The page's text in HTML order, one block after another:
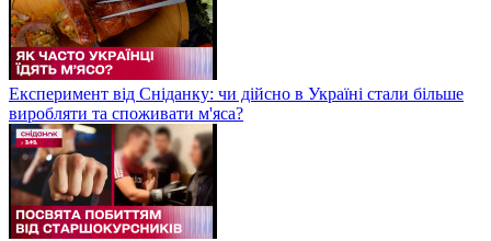
Експеримент від Сніданку: чи дійсно в Україні стали більше
виробляти та споживати м'яса?